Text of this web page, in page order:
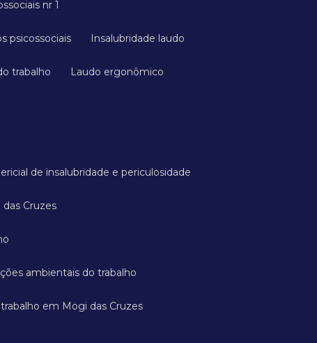
nr 1
psicossociais Insalubridade laudo
trabalho Laudo ergonômico
de insalubridade e periculosidade
Cruzes
ambientais do trabalho
em Mogi das Cruzes